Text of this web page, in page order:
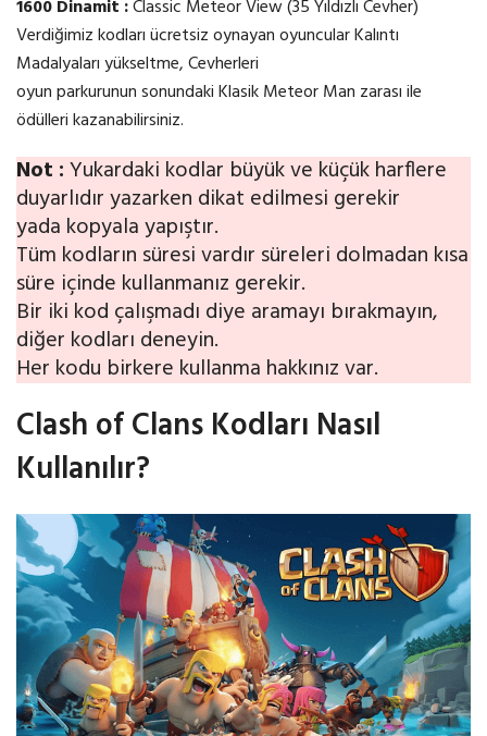
1600 Dinamit :Classic Meteor View (35 Yıldızlı Cevher)
Verdiğimiz kodları ücretsiz oynayan oyuncular Kalıntı
Madalyaları yükseltme, Cevherleri
oyun parkurunun sonundaki Klasik Meteor Man zarası ile
ödülleri kazanabilirsiniz.
Not :Yukardaki kodlar büyük ve küçük harflere
duyarlıdır yazarken dikat edilmesi gerekir
yada kopyala yapıştır.
Tüm kodların süresi vardır süreleri dolmadan kısa
süre içinde kullanmanız gerekir.
Bir iki kod çalışmadı diye aramayı bırakmayın,
diğer kodları deneyin.
Her kodu birkere kullanma hakkınız var.
Clash of Clans Kodları Nasıl
Kullanılır?